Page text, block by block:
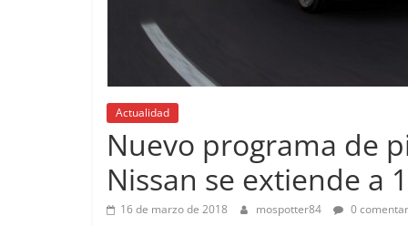
Actualidad
Nuevo programa de
Nissan se extiende a
16 de marzo de 2018 mospotter84 0
EQ